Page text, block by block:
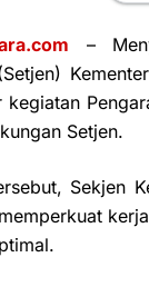
–
kegiatan
Setjen.
Sekjen